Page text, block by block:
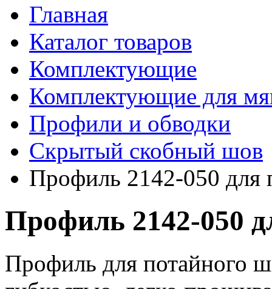
Главная
Каталог товаров
Комплектующие
Комплектующие для
Профили и обводки
Скрытый скобный шов
Профиль 2142-050 для
Профиль 2142-050
Профиль для потайного